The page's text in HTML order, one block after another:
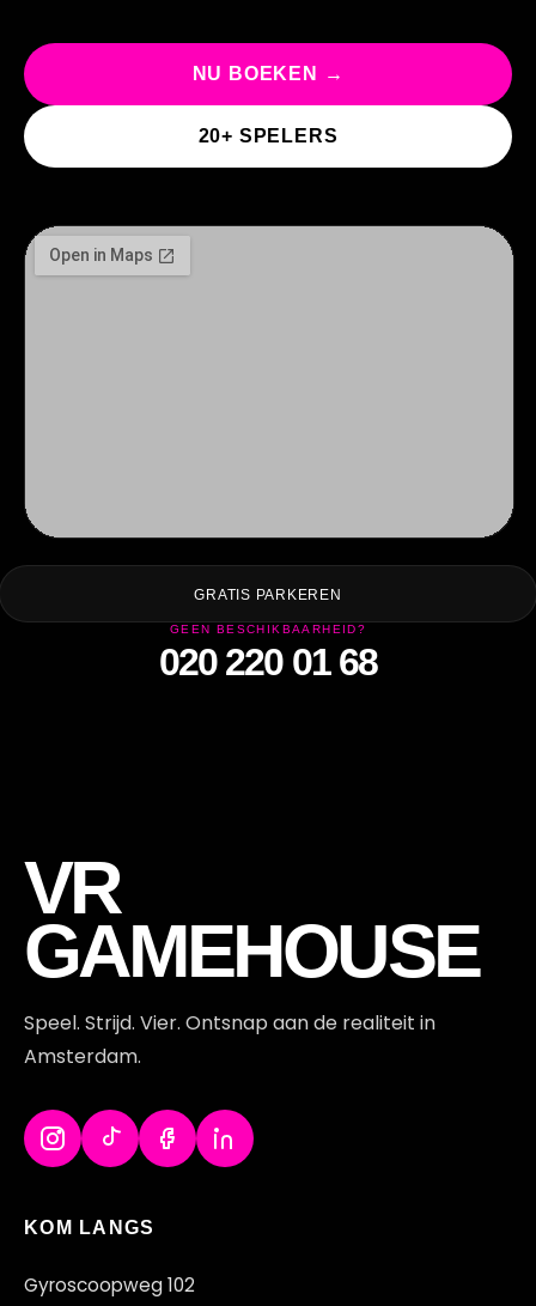
NU BOEKEN →
20+ SPELERS
GRATIS PARKEREN
GEEN BESCHIKBAARHEID?
020 220 01 68
VR
GAMEHOUSE
Speel. Strijd. Vier. Ontsnap aan de realiteit in
Amsterdam.
KOM LANGS
Gyroscoopweg 102